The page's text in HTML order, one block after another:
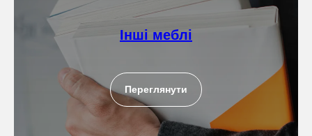
Інші меблі
Переглянути